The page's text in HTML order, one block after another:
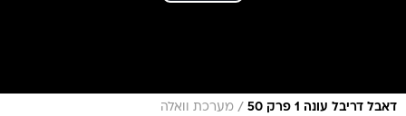
דאבל דריבל עונה 1 פרק 50 / מערכת וואלה